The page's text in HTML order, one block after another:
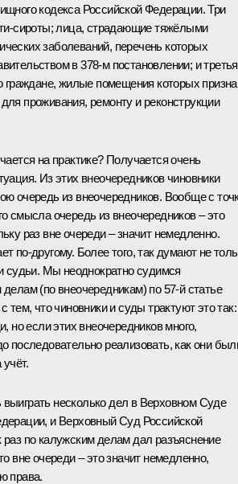
кодекса Российской Федерации. Три
сироты; лица, страдающие тяжёлыми
заболеваний, перечень которых
в 378-м постановлении; и третья
граждане, жилые помещения которых
проживания, ремонту и реконструкции
на практике? Получается очень
Из этих внеочередников чиновники
очередь из внеочередников. Вообще с
смысла очередь из внеочередников – это
раз вне очереди – значит немедленно.
по‑другому. Более того, так думают не
судьи. Мы неоднократно судимся
(по внеочередникам) по 57-й статье
тем, что чиновники и суды трактуют это так:
но если этих внеочередников много,
последовательно реализовать, как они
несколько дел в Верховном Суде
и Верховный Суд Российской
раз по калужским делам дал разъяснение
вне очереди – это значит немедленно,
права.